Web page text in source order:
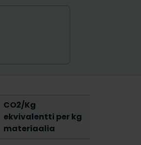
CO2/Kg
ekvivalentti per kg
materiaalia